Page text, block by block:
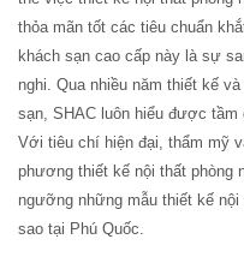
thỏa mãn tốt các tiêu chuẩn
khách sạn cao cấp này là sự
nghi. Qua nhiều năm thiết kế
sạn, SHAC luôn hiểu được tầm
Với tiêu chí hiện đại, thẩm mỹ
phương thiết kế nội thất phòng
ngưỡng những mẫu thiết kế
sao tại Phú Quốc.